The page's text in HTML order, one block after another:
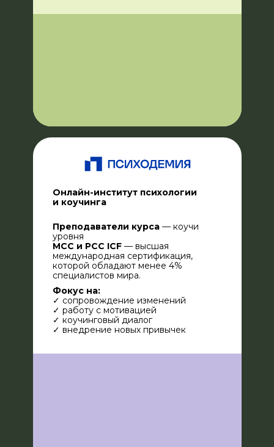
Фокус на:
✓ сопровождение изменений
✓ работу с мотивацией
✓ коучинговый диалог
✓ внедрение новых привычек
Преподаватели курса — коучи
уровня
MCC и PCC ICF — высшая
международная сертификация,
которой обладают менее 4%
специалистов мира.
Онлайн-институт психологии
и коучинга